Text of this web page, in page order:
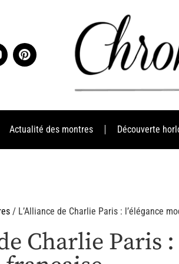
Actualité des montres Découverte
/ L’Alliance de Charlie Paris : l’élégance
Charlie Paris